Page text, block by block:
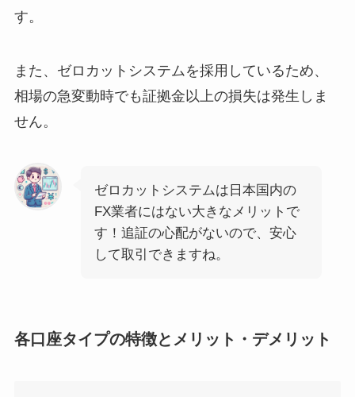
す。
また、ゼロカットシステムを採用しているため、
相場の急変動時でも証拠金以上の損失は発生しま
せん。
ゼロカットシステムは日本国内の
FX業者にはない大きなメリットで
す！追証の心配がないので、安心
して取引できますね。
各口座タイプの特徴とメリット・デメリット